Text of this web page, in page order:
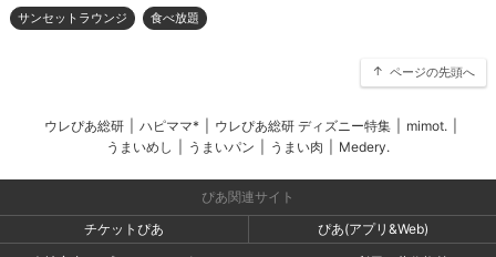
サンセットラウンジ 食べ放題
ページの先頭へ
ウレぴあ総研 ハピママ* ウレぴあ総研 ディズニー特集 mimot.
うまいめし
うまいパン うまい肉 Medery.
ぴあ関連サイト
チケットぴあ
ぴあ(アプリ&Web)